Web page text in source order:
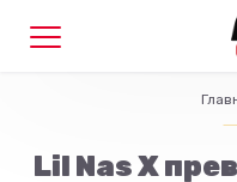
Lil Nas X